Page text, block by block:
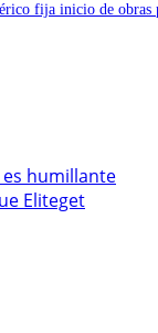
fija inicio de obras
es humillante
Eliteget